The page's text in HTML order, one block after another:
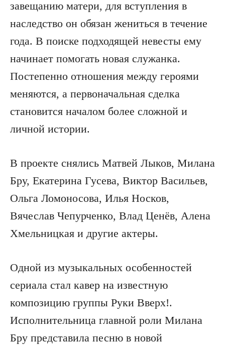
завещанию матери, для вступления в
наследство он обязан жениться в течение
года. В поиске подходящей невесты ему
начинает помогать новая служанка.
Постепенно отношения между героями
меняются, а первоначальная сделка
становится началом более сложной и
личной истории.
В проекте снялись Матвей Лыков, Милана
Бру, Екатерина Гусева, Виктор Васильев,
Ольга Ломоносова, Илья Носков,
Вячеслав Чепурченко, Влад Ценёв, Алена
Хмельницкая и другие актеры.
Одной из музыкальных особенностей
сериала стал кавер на известную
композицию группы Руки Вверх!.
Исполнительница главной роли Милана
Бру представила песню в новой